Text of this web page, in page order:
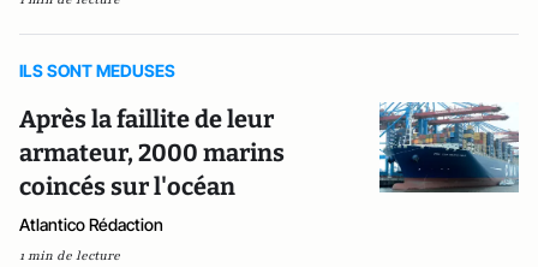
ILS SONT MEDUSES
Après la faillite de leur
armateur, 2000 marins
coincés sur l'océan
Atlantico Rédaction
1 min de lecture